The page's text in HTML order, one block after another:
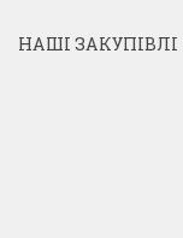
НАШІ ЗАКУПІВЛІ